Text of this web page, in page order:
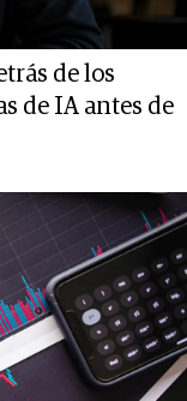
de los
de IA antes de